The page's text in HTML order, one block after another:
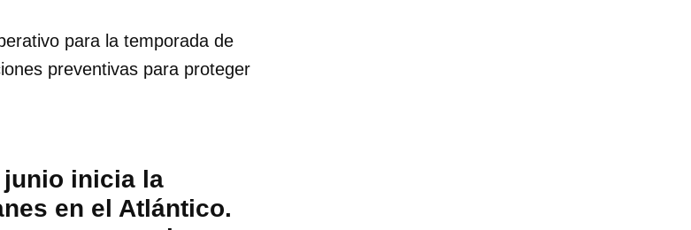
para la temporada de
preventivas para proteger
junio inicia la
en el Atlántico.